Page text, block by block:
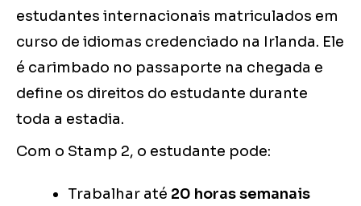
estudantes internacionais matriculados em
curso de idiomas credenciado na Irlanda. Ele
é carimbado no passaporte na chegada e
define os direitos do estudante durante
toda a estadia.
Com o Stamp 2, o estudante pode:
Trabalhar até 20 horas semanais